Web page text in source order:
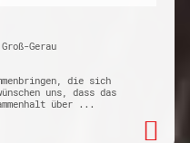
Gerau
die sich
uns, dass das
über ...